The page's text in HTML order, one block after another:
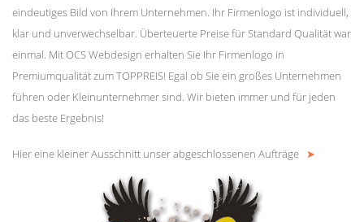
eindeutiges Bild von Ihrem Unternehmen. Ihr Firmenlogo ist individuell,
klar und unverwechselbar. Überteuerte Preise für Standard Qualität war
einmal. Mit OCS Webdesign erhalten Sie Ihr Firmenlogo in
Premiumqualität zum TOPPREIS! Egal ob Sie ein großes Unternehmen
führen oder Kleinunternehmer sind. Wir bieten immer und für jeden
das beste Ergebnis!
Hier eine kleiner Ausschnitt unser abgeschlossenen Aufträge ➤